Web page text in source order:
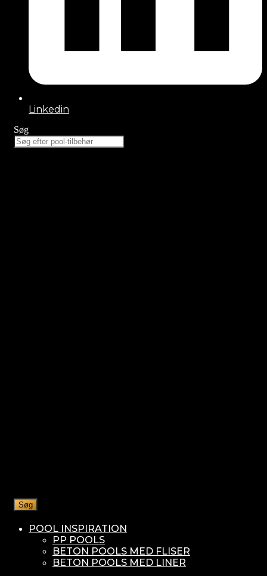
Linkedin
Søg
Søg
POOL INSPIRATION
PP POOLS
BETON POOLS MED FLISER
BETON POOLS MED LINER